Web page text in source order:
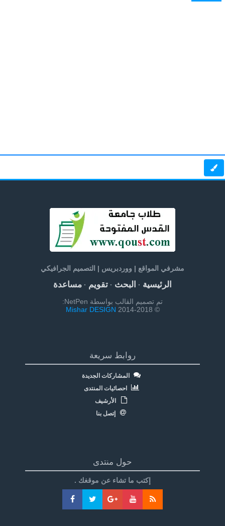
مشرفي المواقع | ووردبريس | التصميم الجرافيكي
الرئيسية· البحث· تقويم· مساعدة
تم تصميم القالب بواسطة NetPen:
© 2014-2018
Mishar DESIGN
روابط سريعة
المشاركات الجديدة
احصائيات المنتدى
الأرشيف
إتصل بنا
حول منتدى
إكتب ما تشاء عن موقغك .